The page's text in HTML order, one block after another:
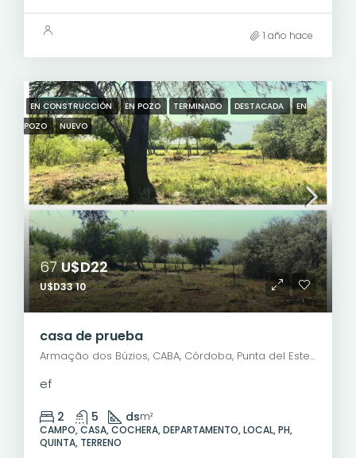
1 año hace
DESTACADO
EN CONSTRUCCIÓN EN POZO TERMINADO DESTACADA
EN
POZO
NUEVO
67U$D22
U$D33 10
casa de prueba
Armação dos Búzios, CABA, Córdoba, Punta del Este, Rosario, Santiago de Chile, Valparaíso, Villa Dolores, Viña del Mar, Pedro C. Molina, Barrio Cura Brochero, Villa Dolores, Municipio de Villa Dolores, Pedanía Dolores, Departamento San Javier, Córdoba, X5870, Argentina
ef
2 5 dsm²
CAMPO, CASA, COCHERA, DEPARTAMENTO, LOCAL, PH,
QUINTA, TERRENO